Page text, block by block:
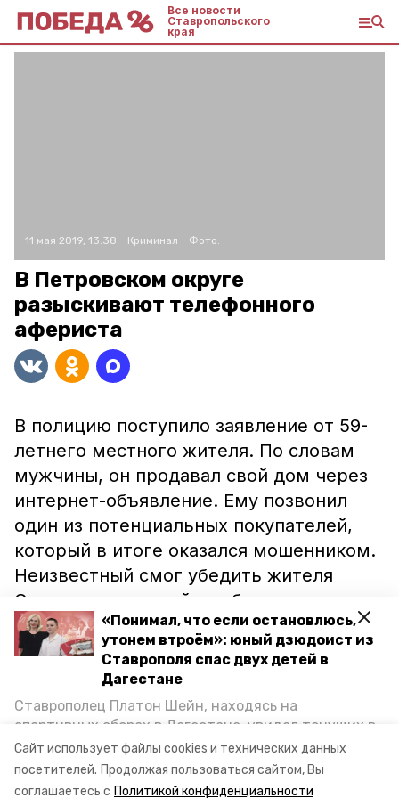
Сайт использует файлы cookies и технических данных
посетителей. Продолжая пользоваться сайтом, Вы
соглашаетесь с Политикой конфиденциальности
«Понимал, что если остановлюсь,
утонем втроём»: юный дзюдоист из
Ставрополя спас двух детей в
Дагестане
Ставрополец Платон Шейн, находясь на
спортивных сборах в Дегестане, увидел тонущих в
Каспийском море детей и бросился на помощь. По
возвращении домой, отважного мальчика
пригласили в министерство образования края и
Все новости
Ставропольского
края
11 мая 2019, 13:38 Криминал Фото:
В Петровском округе
разыскивают телефонного
афериста
В полицию поступило заявление от 59-
летнего местного жителя. По словам
мужчины, он продавал свой дом через
интернет-объявление. Ему позвонил
один из потенциальных покупателей,
который в итоге оказался мошенником.
Неизвестный смог убедить жителя
Светлограда подойти к банкомату и
провести ряд манипуляций с картами.
После этого гражданин обнаружил, что
с его счёта пропало более 113 тысяч
рублей. По факту мошенничества
возбудили уголовное дело. Как
пояснили в краевом управлении МВД, в
настоящее время полицейские